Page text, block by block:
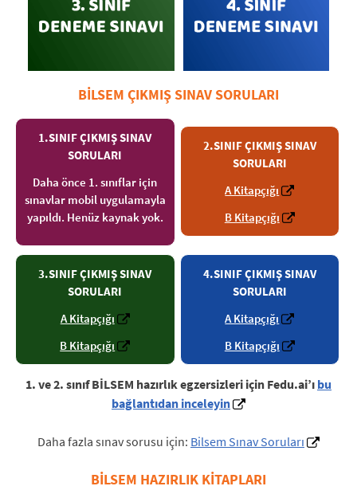
BİLSEM ÇIKMIŞ SINAV SORULARI
1.SINIF ÇIKMIŞ SINAV
SORULARI
Daha önce 1. sınıflar için
sınavlar mobil uygulamayla
yapıldı. Henüz kaynak yok.
2.SINIF ÇIKMIŞ SINAV
SORULARI
A Kitapçığı
B Kitapçığı
3.SINIF ÇIKMIŞ SINAV
SORULARI
A Kitapçığı
B Kitapçığı
4.SINIF ÇIKMIŞ SINAV
SORULARI
A Kitapçığı
B Kitapçığı
1. ve 2. sınıf BİLSEM hazırlık egzersizleri için Fedu.ai’ı bu
bağlantıdan inceleyin
Daha fazla sınav sorusu için: Bilsem Sınav Soruları
BİLSEM HAZIRLIK KİTAPLARI